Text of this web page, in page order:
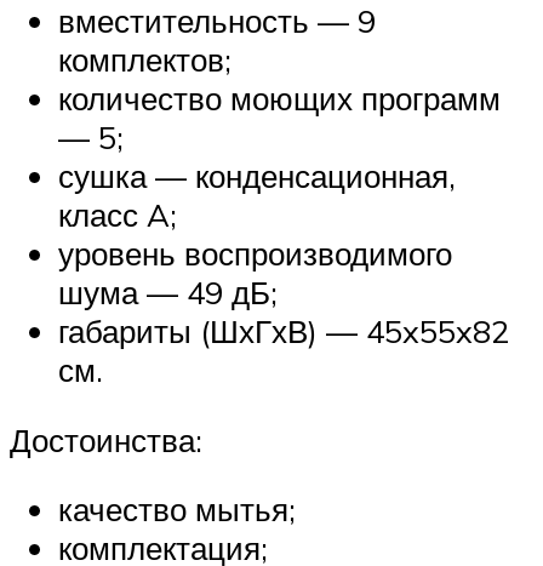
вместительность — 9
комплектов;
количество моющих программ
— 5;
сушка — конденсационная,
класс A;
уровень воспроизводимого
шума — 49 дБ;
габариты (ШхГхВ) — 45x55x82
см.
Достоинства:
качество мытья;
комплектация;